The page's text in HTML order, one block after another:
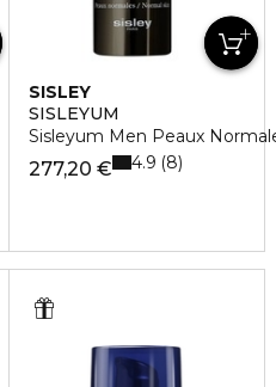
SISLEY
SISLEYUM
Sisleyum Men Peaux
277,20 € 4.9 8